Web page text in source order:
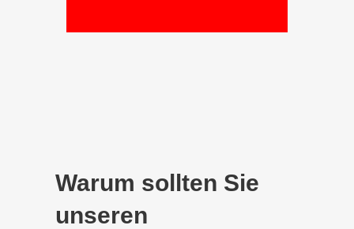
Warum sollten Sie
unseren